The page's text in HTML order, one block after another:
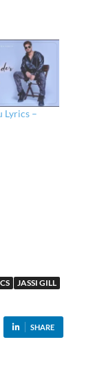
Lyrics –
JASSI GILL
SHARE